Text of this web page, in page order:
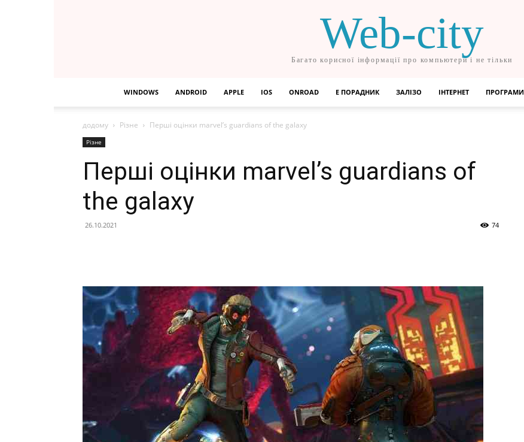
Web-city
Багато корисної інформації про компьютери і не тільки
WINDOWS ANDROID APPLE IOS ONROAD Е ПОРАДНИК ЗАЛІЗО ІНТЕРНЕТ ПРОГРАМИ
додому Різне Перші оцінки marvel’s guardians of the galaxy
Різне
Перші оцінки marvel’s guardians of
the galaxy
26.10.2021 74